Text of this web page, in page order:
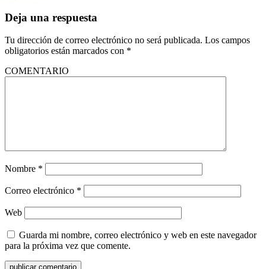
Deja una respuesta
Tu dirección de correo electrónico no será publicada. Los campos
obligatorios están marcados con *
COMENTARIO
Nombre *
Correo electrónico *
Web
Guarda mi nombre, correo electrónico y web en este navegador
para la próxima vez que comente.